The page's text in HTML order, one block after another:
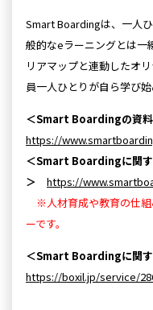
Smart Boardingは、⼀⼈
般的なeラーニングとは⼀
リアマップと連動したオ
員⼀⼈ひとりが⾃ら学び
＜Smart Boardingの資
https://
＜Smart Boardingに関す
＞ https://
※人材育成や教育の仕
ーです。
＜Smart Boardingに関
https://boxil.jp/service/